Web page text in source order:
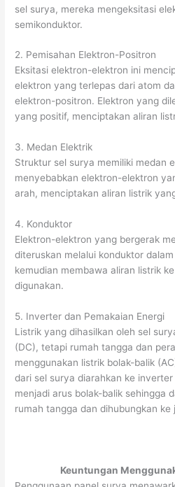
sel surya, mereka mengeksitasi
semikonduktor.
2. Pemisahan Elektron-Positron
Eksitasi elektron-elektron ini
elektron yang terlepas dari atom
elektron-positron. Elektron yang
yang positif, menciptakan aliran
3. Medan Elektrik
Struktur sel surya memiliki medan
menyebabkan elektron-elektron
arah, menciptakan aliran listrik
4. Konduktor
Elektron-elektron yang bergerak
diteruskan melalui konduktor
kemudian membawa aliran listrik
digunakan.
5. Inverter dan Pemakaian Energi
Listrik yang dihasilkan oleh sel
(DC), tetapi rumah tangga dan
menggunakan listrik bolak-balik
dari sel surya diarahkan ke
menjadi arus bolak-balik sehingga
rumah tangga dan dihubungkan ke
Keuntungan